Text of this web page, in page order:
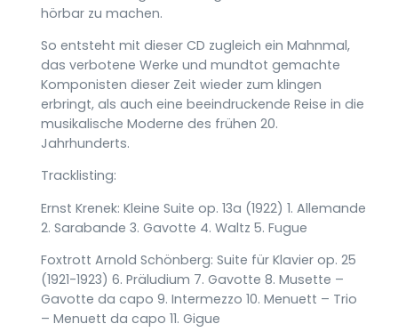
hörbar zu machen.
So entsteht mit dieser CD zugleich ein Mahnmal,
das verbotene Werke und mundtot gemachte
Komponisten dieser Zeit wieder zum klingen
erbringt, als auch eine beeindruckende Reise in die
musikalische Moderne des frühen 20.
Jahrhunderts.
Tracklisting:
Ernst Krenek: Kleine Suite op. 13a (1922) 1. Allemande
2. Sarabande 3. Gavotte 4. Waltz 5. Fugue
Foxtrott Arnold Schönberg: Suite für Klavier op. 25
(1921-1923) 6. Präludium 7. Gavotte 8. Musette –
Gavotte da capo 9. Intermezzo 10. Menuett – Trio
– Menuett da capo 11. Gigue